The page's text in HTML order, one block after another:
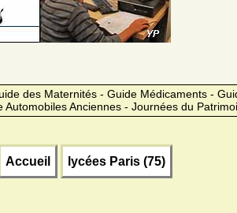
des Maternités - Guide Médicaments -
Anciennes - Journées du
Accueil lycées Paris (75)